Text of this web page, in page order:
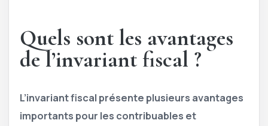
Quels sont les avantages
de l’invariant fiscal ?
L’invariant fiscal présente plusieurs avantages
importants pour les contribuables et